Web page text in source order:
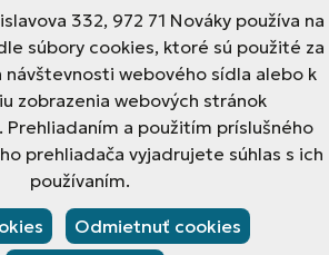
332, 972 71 Nováky používa na
súbory cookies, ktoré sú použité za
návštevnosti webového sídla alebo k
zobrazenia webových stránok
Prehliadaním a použitím príslušného
prehliadača vyjadrujete súhlas s ich
používaním.
Odmietnuť cookies